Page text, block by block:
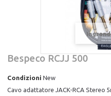
Bespeco RCJJ 500
Condizioni New
Cavo adattatore JACK-RCA Stereo